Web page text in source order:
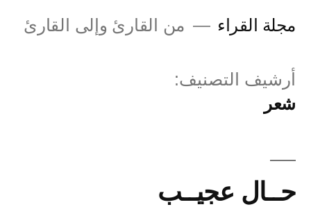
المحتوى
مجلة القراء من القارئ وإلى القارئ
أرشيف التصنيف:
شعر
حــال عجيــب